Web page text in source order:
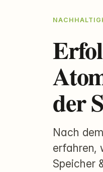
der
Nach
erfahren,
Speicher